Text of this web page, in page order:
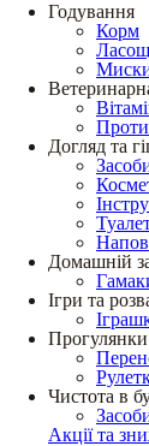
Годування
Корм
Догляд та
Домашній
Ігри та
Прогулянки
Чистота в
Акції та